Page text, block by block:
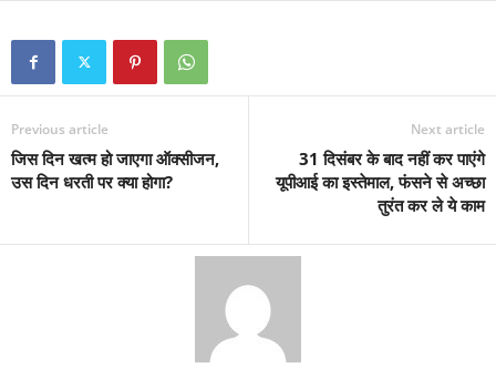
Previous article
जिस दिन खत्म हो जाएगा ऑक्सीजन,
उस दिन धरती पर क्या होगा?
Next article
31 दिसंबर के बाद नहीं कर पाएंगे
यूपीआई का इस्तेमाल, फंसने से अच्छा
तुरंत कर ले ये काम